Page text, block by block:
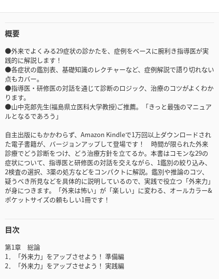
概要
●外来でよくみる29症状の診かたを、症例をベースに腕利き指導医が実
践的に解説します！
●各症状の鑑別表、基礎知識のレクチャーなど、症例解説で語り切れない
点もカバー。
●指導医・研修医の対話を通じて診断のロジック、治療のコツがよくわか
ります。
●山中克郎先生(福島県立医科大学教授)ご推薦。「きっと最強のマニュア
ルとなるであろう」
自主出版にもかかわらず、Amazon Kindleで1万回以上ダウンロードされ
た電子書籍が、バージョンアップして登場です！ 時間が限られた外来
診療でどう診断をつけ、どう治療方針を立てるか。本書はコモンな29の
症状について、指導医と研修医の対話を交えながら、1鑑別の絞り込み、
2検査の選択、3薬の処方などをコンパクトに解説。鑑別や推論のコツ、
疑うべき所見などを具体的に説明しているので、実践で役立つ「外来力」
が身につきます。「外来は怖い」が「楽しい」に変わる、オールカラー&
ポケットサイズの頼もしい1冊です！
目次
第1章 総論
1．「外来力」をアップさせよう！ 準備編
2．「外来力」をアップさせよう！ 実践編